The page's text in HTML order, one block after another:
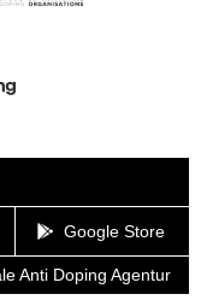
Google Store
Anti Doping Agentur